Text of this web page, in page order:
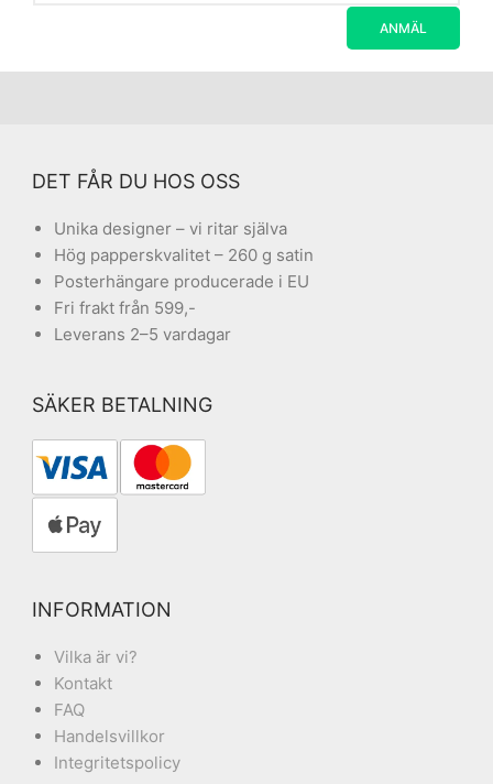
DET FÅR DU HOS OSS
Unika designer – vi ritar själva
Hög papperskvalitet – 260 g satin
Posterhängare producerade i EU
Fri frakt från 599,-
Leverans 2–5 vardagar
SÄKER BETALNING
INFORMATION
Vilka är vi?
Kontakt
FAQ
Handelsvillkor
Integritetspolicy